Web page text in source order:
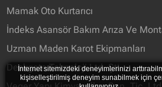
Mamak Oto Kurtarıcı
İndeks Asansör Bakım Arıza Ve
Uzman Maden Karot Ekipmanları
Deskgate Teknoloji Ltd. Şti.
İnternet sitemizdeki deneyimlerinizi
kişiselleştirilmiş deneyim sunabilmek için